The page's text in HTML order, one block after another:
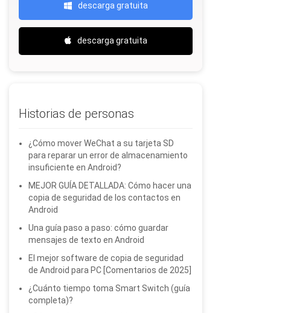
descarga gratuita
descarga gratuita
Historias de personas
¿Cómo mover WeChat a su tarjeta SD
para reparar un error de almacenamiento
insuficiente en Android?
MEJOR GUÍA DETALLADA: Cómo hacer una
copia de seguridad de los contactos en
Android
Una guía paso a paso: cómo guardar
mensajes de texto en Android
El mejor software de copia de seguridad
de Android para PC [Comentarios de 2025]
¿Cuánto tiempo toma Smart Switch (guía
completa)?